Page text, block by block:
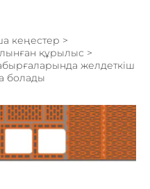
кеңестер >
құрылыс >
желдеткіш
болады